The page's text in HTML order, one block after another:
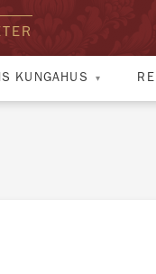
KUNGAHUS